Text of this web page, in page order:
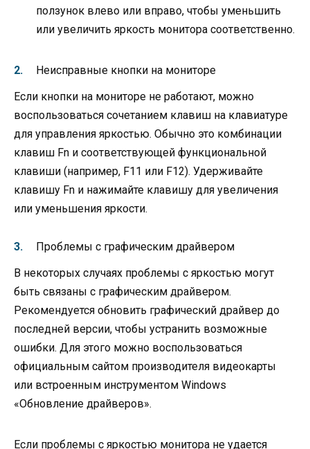
ползунок влево или вправо, чтобы уменьшить
или увеличить яркость монитора соответственно.
Неисправные кнопки на мониторе
Если кнопки на мониторе не работают, можно
воспользоваться сочетанием клавиш на клавиатуре
для управления яркостью. Обычно это комбинации
клавиш Fn и соответствующей функциональной
клавиши (например, F11 или F12). Удерживайте
клавишу Fn и нажимайте клавишу для увеличения
или уменьшения яркости.
Проблемы с графическим драйвером
В некоторых случаях проблемы с яркостью могут
быть связаны с графическим драйвером.
Рекомендуется обновить графический драйвер до
последней версии, чтобы устранить возможные
ошибки. Для этого можно воспользоваться
официальным сайтом производителя видеокарты
или встроенным инструментом Windows
«Обновление драйверов».
Если проблемы с яркостью монитора не удается